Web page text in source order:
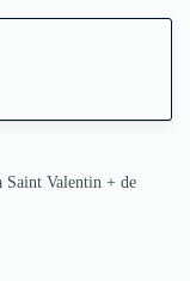
Saint Valentin + de